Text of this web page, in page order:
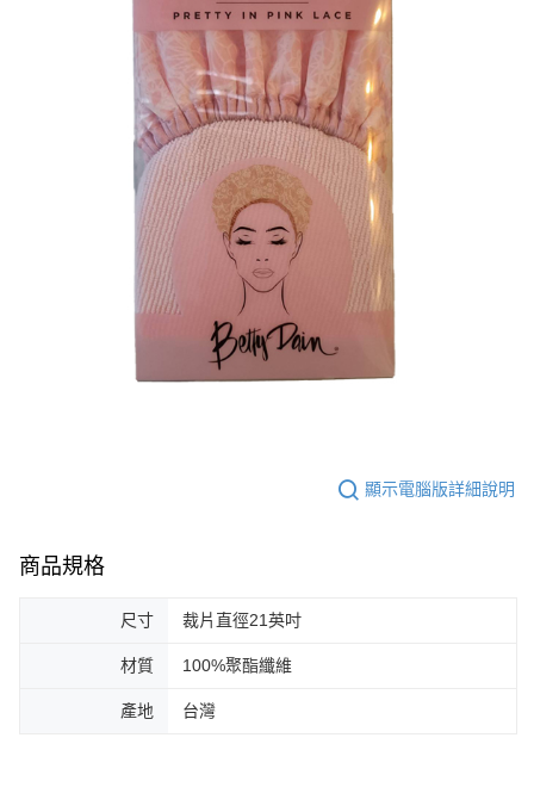
請求用戶進行身份認證。
５．嚴禁一人註冊多個帳號或使用他人資訊註冊。若發現惡意使用之情形，
恩沛科技股份有限公司將有權停止該用戶之使用額度並採取法律行動。
每筆NT$80，滿NT$290(含以上)免運費
顯示電腦版詳細說明
商品規格
尺寸 裁片直徑21英吋
材質 100%聚酯纖維
產地 台灣